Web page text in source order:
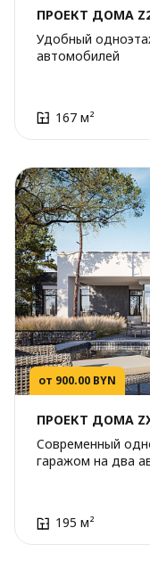
ПРОЕКТ ДОМА
Удобный
автомобилей
167 м²
от 900.00 BYN
ПРОЕКТ ДОМА
Cовременный
гаражом на два
195 м²